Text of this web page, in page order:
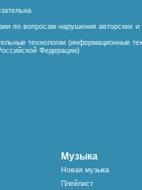
по вопросам нарушения авторских
технологии (информационные
Федерации)
Музыка
Новая музыка
Плейлист